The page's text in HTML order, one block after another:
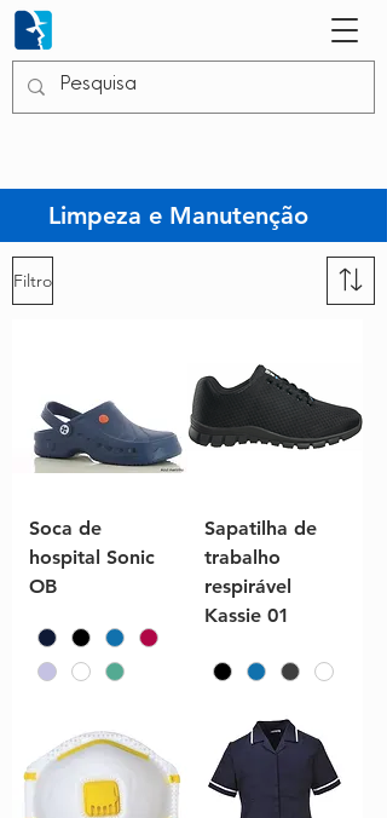
Limpeza e Manutenção
Filtro
Soca de
hospital Sonic
OB
Sapatilha de
trabalho
respirável
Kassie 01